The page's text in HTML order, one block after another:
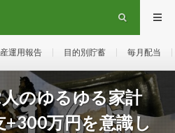
運用報告 目的別貯蓄 毎月配当
のゆるゆる家計
+300万円を意識し